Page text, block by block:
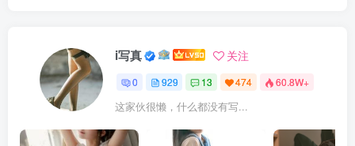
i写真 关注
0 929 13 474 60.8W+
这家伙很懒，什么都没有写...